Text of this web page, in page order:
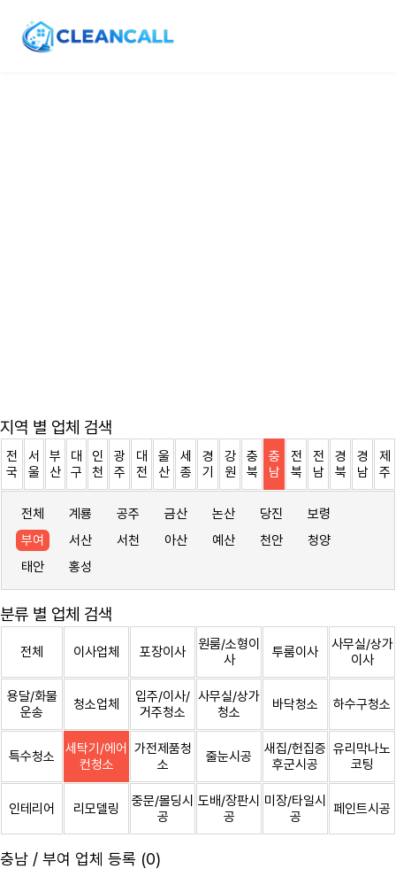
지역 별 업체 검색
전
국
서
울
부
산
대
구
인
천
광
주
대
전
울
산
세
종
경
기
강
원
충
북
충
남
전
북
전
남
경
북
경
남
제
주
전체 계룡 공주 금산 논산 당진
보령
부여
서산 서천 아산 예산 천안
청양
태안
홍성
분류 별 업체 검색
전체 이사업체 포장이사
원룸/소형이
사
투룸이사
사무실/상가
이사
용달/화물
운송
청소업체
입주/이사/
거주청소
사무실/상가
청소
바닥청소 하수구청소
특수청소
세탁기/에어
컨청소
가전제품청
소
줄눈시공
새집/헌집증
후군시공
유리막나노
코팅
인테리어 리모델링
중문/몰딩시
공
도배/장판시
공
미장/타일시
공
페인트시공
충남 / 부여 업체 등록 (0)